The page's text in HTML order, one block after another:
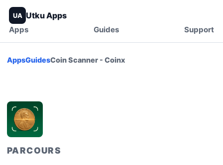
UA Utku Apps
Apps Guides Support
AppsGuidesCoin Scanner - Coinx
PARCOURS